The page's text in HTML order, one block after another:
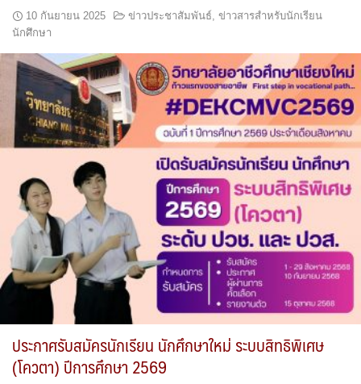
10 กันยายน 2025 ข่าวประชาสัมพันธ์, ข่าวสารสำหรับนักเรียน
นักศึกษา
ประกาศรับสมัครนักเรียน นักศึกษาใหม่ ระบบสิทธิพิเศษ
(โควตา) ปีการศึกษา 2569